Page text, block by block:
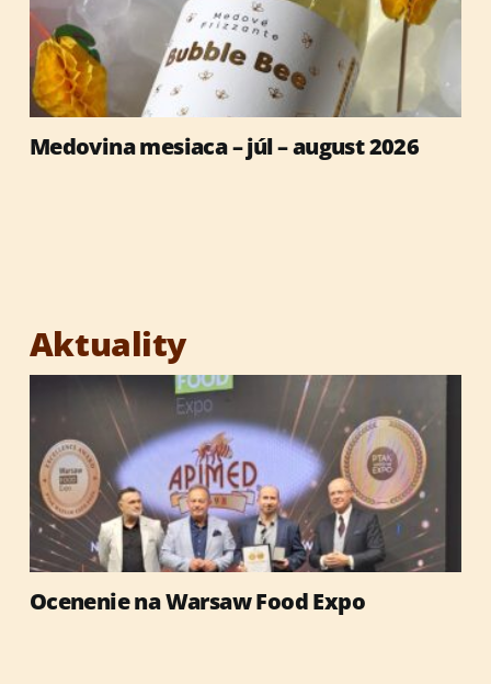
Medovina mesiaca – júl – august 2026
Aktuality
Ocenenie na Warsaw Food Expo